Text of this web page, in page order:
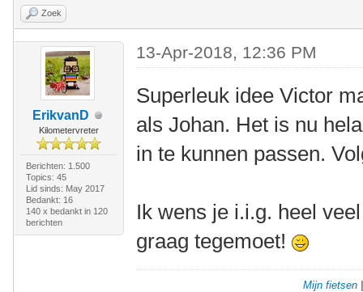
Zoek
ErikvanD
Kilometervreter
Berichten: 1.500
Topics: 45
Lid sinds: May 2017
Bedankt: 16
140 x bedankt in 120
berichten
13-Apr-2018, 12:36 PM
Superleuk idee Victor
als Johan. Het is nu
in te kunnen passen.
Ik wens je i.i.g. heel
graag tegemoet!
Mijn fietsen